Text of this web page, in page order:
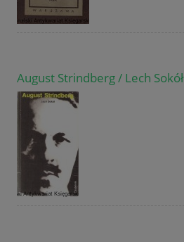
August Strindberg / Lech Sokół